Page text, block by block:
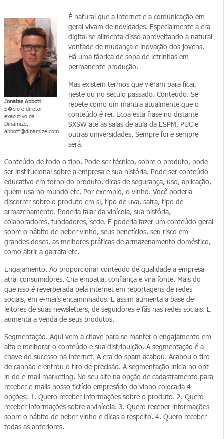
Jonatas Abbott
S�cio e diretor
executivo da
Dinamize,
abbott@dinamize.com
É natural que a internet e a comunicação em
geral vivam de novidades. Especialmente a era
digital se alimenta disso aproveitando a natural
vontade de mudança e inovação dos jovens.
Há uma fábrica de sopa de letrinhas em
permanente produção.
Mas existem termos que vieram para ficar,
neste ou no século passado. Conteúdo. Se
repete como um mantra atualmente que o
conteúdo é rei. Ecoa esta frase no distante
SXSW até as salas de aula da ESPM, PUC e
outras universidades. Sempre foi e sempre
será.
Conteúdo de todo o tipo. Pode ser técnico, sobre o produto, pode
ser institucional sobre a empresa e sua história. Pode ser conteúdo
educativo em torno do produto, dicas de segurança, uso, aplicação,
quem usa no mundo etc. Por exemplo, o vinho. Você poderia
discorrer sobre o produto em si, tipo de uva, safra, tipo de
armazenamento. Poderia falar da vinícola, sua história,
colaboradores, fundadores, sede. E poderia fazer um conteúdo geral
sobre o hábito de beber vinho, seus benefícios, seu risco em
grandes doses, as melhores práticas de armazenamento doméstico,
como abrir a garrafa etc.
Engajamento. Ao proporcionar conteúdo de qualidade a empresa
atrai consumidores. Cria empatia, confiança e vira fonte. Mais do
que isso é reverberada pela internet em reportagens de redes
sociais, em e-mails encaminhados. E assim aumenta a base de
leitores de suas newsletters, de seguidores e fãs nas redes sociais. E
aumenta a venda de seus produtos.
Segmentação. Aqui vem a chave para se manter o engajamento em
alta e melhorar o conteúdo e sua distribuição. A segmentação é a
chave do sucesso na internet. A era do spam acabou. Acabou o tiro
de canhão e entrou o tiro de precisão. A segmentação inicia no opt
in do e-mail marketing. No seu site na opção de cadastramento para
receber e-mails nosso fictício empresário do vinho colocaria 4
opções: 1. Quero receber informações sobre o produto. 2. Quero
receber informações sobre a vinícola. 3. Quero receber informações
sobre o hábito de beber vinho e dicas a respeito. 4. Quero receber
todas as anteriores.